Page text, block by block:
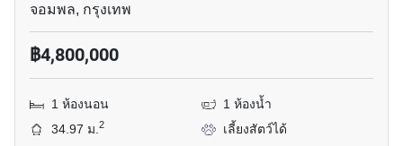
จอมพล, กรุงเทพ
฿4,800,000
1 ห้องนอน
1 ห้องน้ำ
34.97 ม.2
เลี้ยงสัตว์ได้